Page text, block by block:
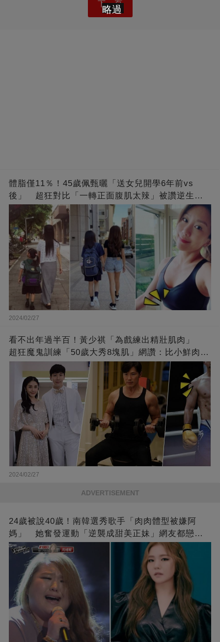
下一頁
體脂僅11％！45歲佩甄曬「送女兒開學6年前vs
後」 超狂對比「一轉正面腹肌太辣」被讚逆生
長：媽媽變姊姊❤
2024/02/27
看不出年過半百！黃少祺「為戲練出精壯肌肉」
超狂魔鬼訓練「50歲大秀8塊肌」網讚：比小鮮肉猛
2024/02/27
ADVERTISEMENT
24歲被說40歲！南韓選秀歌手「肉肉體型被嫌阿
媽」 她奮發運動「逆襲成甜美正妹」網友都戀愛
了❤
略過